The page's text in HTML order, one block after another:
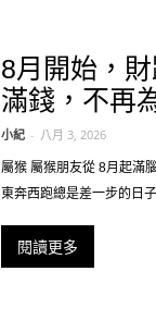
8月開始，
滿錢，不再
小紀 - 八月 3, 2026
屬猴 屬猴朋友從 8月起滿
東奔西跑總是差一步的日
閱讀更多